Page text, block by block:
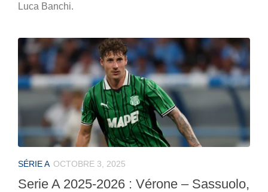
Luca Banchi.
SÉRIE A OCTOBRE 3, 2025
Serie A 2025-2026 : Vérone – Sassuolo,